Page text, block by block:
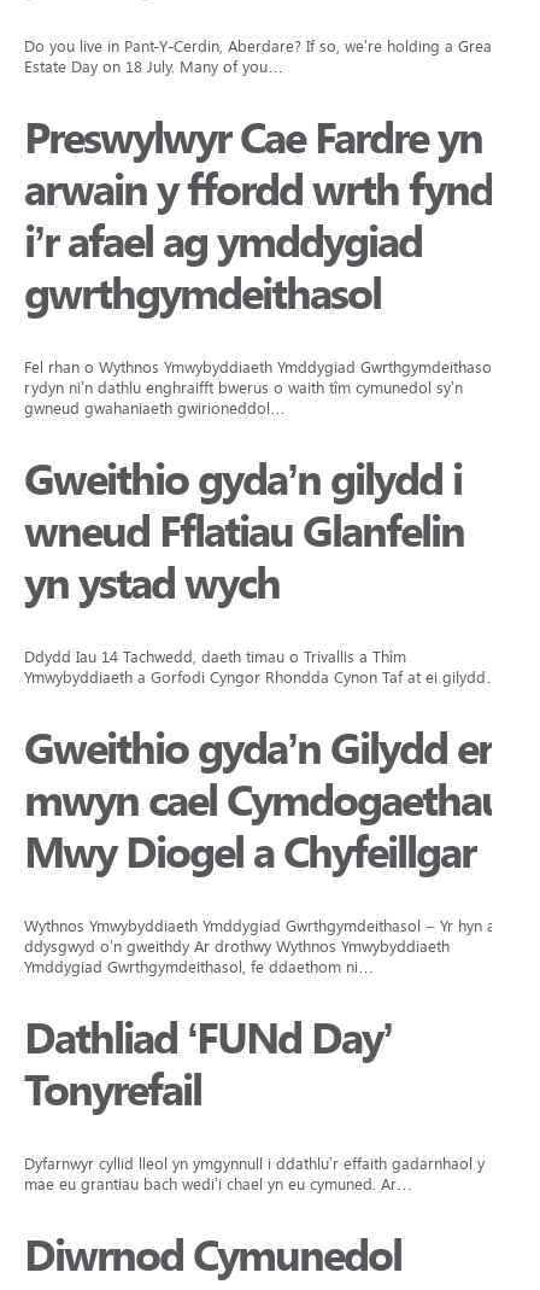
Do you live in Pant-Y-Cerdin, Aberdare? If so, we’re holding a Great
Estate Day on 18 July. Many of you…
Preswylwyr Cae Fardre yn
arwain y ffordd wrth fynd
i’r afael ag ymddygiad
gwrthgymdeithasol
Fel rhan o Wythnos Ymwybyddiaeth Ymddygiad Gwrthgymdeithasol,
rydyn ni’n dathlu enghraifft bwerus o waith tîm cymunedol sy’n
gwneud gwahaniaeth gwirioneddol…
Gweithio gyda’n gilydd i
wneud Fflatiau Glanfelin
yn ystad wych
Ddydd Iau 14 Tachwedd, daeth timau o Trivallis a Thîm
Ymwybyddiaeth a Gorfodi Cyngor Rhondda Cynon Taf at ei gilydd…
Gweithio gyda’n Gilydd er
mwyn cael Cymdogaethau
Mwy Diogel a Chyfeillgar
Wythnos Ymwybyddiaeth Ymddygiad Gwrthgymdeithasol – Yr hyn a
ddysgwyd o’n gweithdy Ar drothwy Wythnos Ymwybyddiaeth
Ymddygiad Gwrthgymdeithasol, fe ddaethom ni…
Dathliad ‘FUNd Day’
Tonyrefail
Dyfarnwyr cyllid lleol yn ymgynnull i ddathlu’r effaith gadarnhaol y
mae eu grantiau bach wedi’i chael yn eu cymuned. Ar…
Diwrnod Cymunedol